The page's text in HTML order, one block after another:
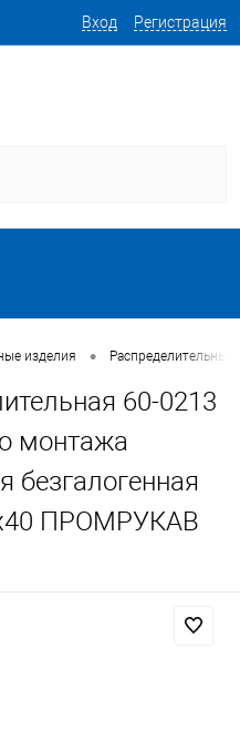
Вход Регистрация
изделия • Распределительные
60-0213
монтажа
безгалогенная
ПРОМРУКАВ